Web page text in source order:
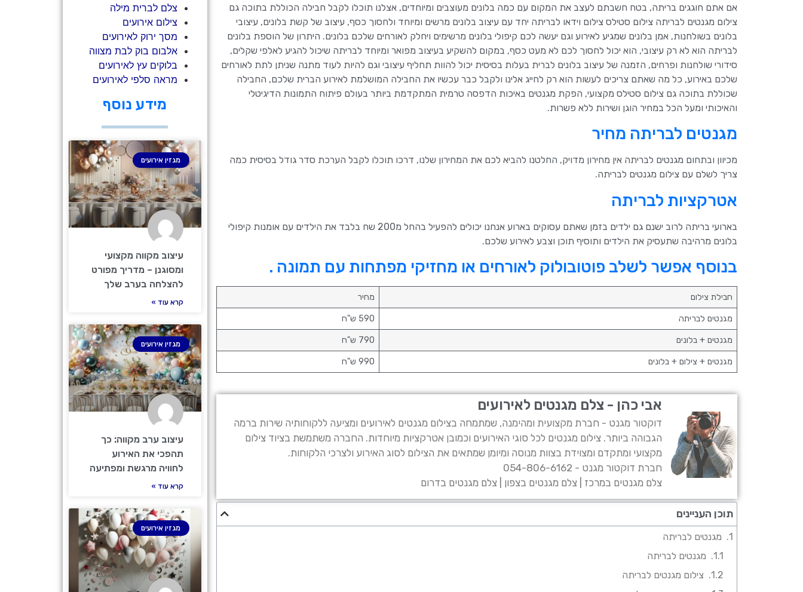
אם אתם חוגגים בריתה, בטח חשבתם לעצב את המקום עם כמה בלונים מעוצבים ומיוחדים, אצלנו תוכלו לקבל חבילה הכוללת בתוכה גם
צילום מגנטים לבריתה צילום סטילס צילום וידאו לבריתה יחד עם עיצוב בלונים מרשים ומיוחד ולחסוך כסף, עיצוב של קשת בלונים, עיצובי
בלונים בשולחנות, אמן בלונים שמגיע לאירוע וגם יעשה לכם קיפולי בלונים מרשימים ויחלק לאורחים שלכם בלונים. היתרון של הוספת בלונים
לבריתה הוא לא רק עיצובי, הוא יכול לחסוך לכם לא מעט כסף, במקום להשקיע בעיצוב מפואר ומיוחד לבריתה שיכול להגיע לאלפי שקלים,
סידורי שולחנות ופרחים, הזמנה של עיצוב בלונים לברית בעלות בסיסית יכול להוות תחליף עיצובי וגם להיות לעוד מתנה שניתן לתת לאורחים
שלכם באירוע, כל מה שאתם צריכים לעשות הוא רק לחייג אלינו ולקבל כבר עכשיו את החבילה המושלמת לאירוע הברית שלכם, החבילה
שכוללת בתוכה גם צילום סטילס מקצועי, הפקת מגנטים באיכות הדפסה טרמית המתקדמת ביותר בעולם פיתוח התמונות הדיגיטלי
והאיכותי ומעל הכל במחיר הוגן ושירות ללא פשרות.
מגנטים לבריתה מחיר
מכיוון ובתחום מגנטים לבריתה אין מחירון מדויק, החלטנו להביא לכם את המחירון שלנו, דרכו תוכלו לקבל הערכת סדר גודל בסיסית כמה
צריך לשלם עם צילום מגנטים לבריתה.
אטרקציות לבריתה
בארועי בריתה לרוב ישנם גם ילדים בזמן שאתם עסוקים בארוע אנחנו יכולים להפעיל בהחל מ200 שח בלבד את הילדים עם אומנות קיפולי
בלונים מרהיבה שתעסיק את הילדים ותוסיף תוכן וצבע לאירוע שלכם.
בנוסף אפשר לשלב פוטובולוק לאורחים או מחזיקי מפתחות עם תמונה .
חבילת צילום מחיר
מגנטים לבריתה 590 ש"ח
מגנטים + בלונים 790 ש"ח
מגנטים + צילום + בלונים 990 ש"ח
אבי כהן - צלם מגנטים לאירועים
דוקטור מגנט - חברת מקצועית ומהימנה, שמתמחה בצילום מגנטים לאירועים ומציעה ללקוחותיה שירות ברמה
הגבוהה ביותר. צילום מגנטים לכל סוגי האירועים וכמובן אטרקציות מיוחדות. החברה משתמשת בציוד צילום
מקצועי ומתקדם ומצוידת בצוות מנוסה ומיומן שמתאים את הצילום לסוג האירוע ולצרכי הלקוחות.
חברת דוקטור מגנט - 054-806-6162
צלם מגנטים במרכז | צלם מגנטים בצפון | צלם מגנטים בדרום
תוכן העניינים
מגנטים לבריתה
מגנטים לבריתה
צילום מגנטים לבריתה
צלם לברית מילה
צילום אירועים
מסך ירוק לאירועים
אלבום בוק לבת מצווה
בלוקים עץ לאירועים
מראה סלפי לאירועים
מידע נוסף
מגזין אירועים
עיצוב מקווה מקצועי
ומסוגנן – מדריך מפורט
להצלחה בערב שלך
קרא עוד »
מגזין אירועים
עיצוב ערב מקווה: כך
תהפכי את האירוע
לחוויה מרגשת ומפתיעה
קרא עוד »
מגזין אירועים